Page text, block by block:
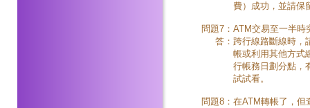
費）成功，並請保
問題7： ATM交易至一半時
答： 跨行線路斷線時，
帳或利用其他方式
行帳務日劃分點，
試試看。
問題8： 在ATM轉帳了，但